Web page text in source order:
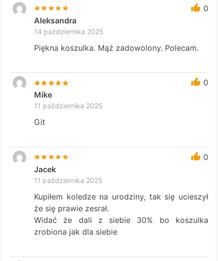
0
Aleksandra
14 października 2025
Piękna koszulka. Mąż zadowolony. Polecam.
0
Mike
11 października 2025
Git
0
Jacek
11 października 2025
Kupiłem koledze na urodziny, tak się ucieszył
że się prawie zesrał.
Widać że dali z siebie 30% bo koszulka
zrobiona jak dla siebie